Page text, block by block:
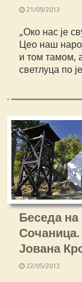
21/09/2013
„Око нас је
Цео наш
и том тамом,
светлуца по
Беседа
Сочаница.
Јована
22/05/2013